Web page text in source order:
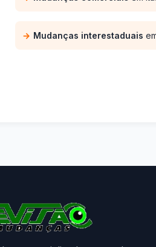
Mudanças interestaduais